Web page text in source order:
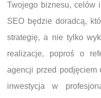
Twojego biznesu, celów
SEO będzie doradcą,
strategię, a nie tylko
realizacje, poproś o
agencji przed podjęciem
inwestycja w